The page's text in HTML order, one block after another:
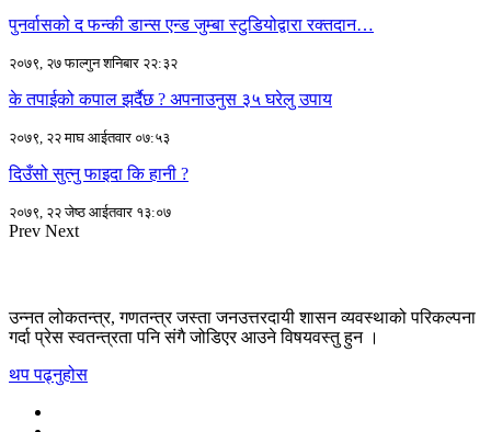
पुनर्वासको द फन्की डान्स एन्ड जुम्बा स्टुडियोद्वारा रक्तदान…
२०७९, २७ फाल्गुन शनिबार २२:३२
के तपाईको कपाल झर्दैछ ? अपनाउनुस ३५ घरेलु उपाय
२०७९, २२ माघ आईतवार ०७:५३
दिउँसो सुत्नु फाइदा कि हानी ?
२०७९, २२ जेष्ठ आईतवार १३:०७
Prev Next
उन्नत लोकतन्त्र, गणतन्त्र जस्ता जनउत्तरदायी शासन व्यवस्थाको परिकल्पना
गर्दा प्रेस स्वतन्त्रता पनि संगै जोडिएर आउने विषयवस्तु हुन ।
थप पढ्नुहोस